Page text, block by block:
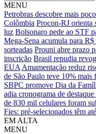
MENU
Petrobras descobre mais
Colômbia Procon-RJ orienta
luz Bolsonaro pede ao STF
Mega-Sena acumula para
sorteadas Prouni abre prazo
inscrição Brasil repudia
EUA Amamentação reduz
de São Paulo teve 10% mais
SBPC promove Dia da
adia cronograma de
de 830 mil celulares foram
Fies: pré-selecionados têm
EM ALTA
MENU